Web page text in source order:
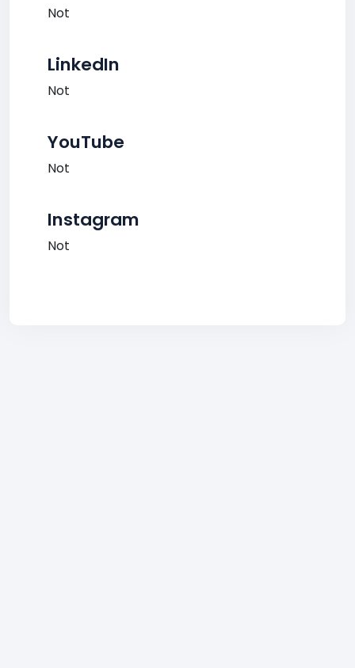
Not
LinkedIn
Not
YouTube
Not
Instagram
Not